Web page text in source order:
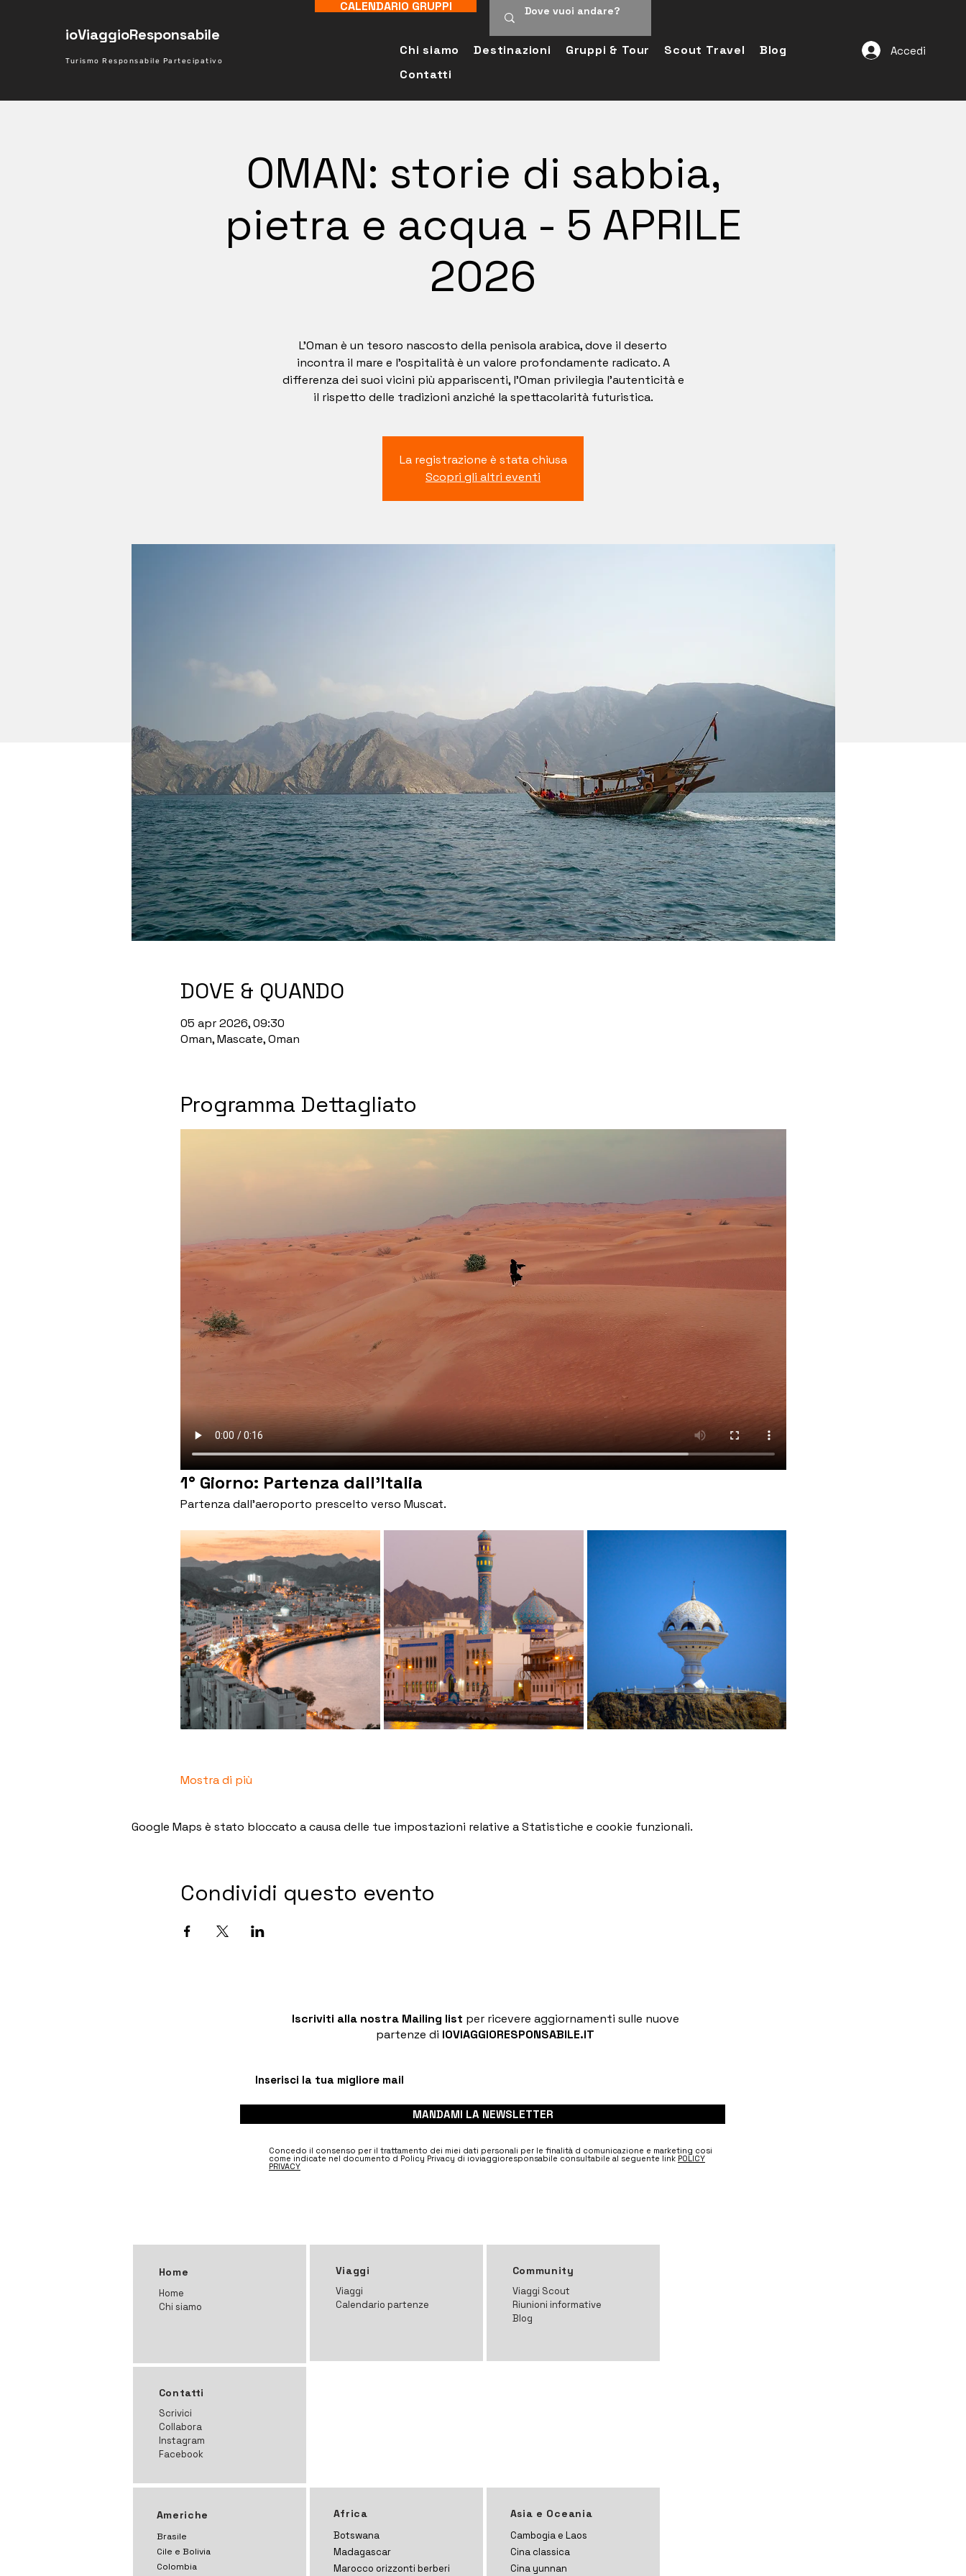
ioViaggioResponsabile
Turismo Responsabile Partecipativo
Chi siamo Destinazioni Gruppi & Tour Scout Travel
Blog
Contatti
Accedi
CALENDARIO GRUPPI
OMAN: storie di sabbia,
pietra e acqua - 5 APRILE
2026
L’Oman è un tesoro nascosto della penisola arabica, dove il deserto
incontra il mare e l’ospitalità è un valore profondamente radicato. A
differenza dei suoi vicini più appariscenti, l’Oman privilegia l’autenticità e
il rispetto delle tradizioni anziché la spettacolarità futuristica.
La registrazione è stata chiusa
Scopri gli altri eventi
DOVE & QUANDO
05 apr 2026, 09:30
Oman, Mascate, Oman
Programma Dettagliato
1° Giorno: Partenza dall'Italia
Partenza dall’aeroporto prescelto verso Muscat.
Mostra di più
Google Maps è stato bloccato a causa delle tue impostazioni relative a Statistiche e cookie funzionali.
Condividi questo evento
Iscriviti alla nostra Mailing list per ricevere aggiornamenti sulle nuove
partenze di IOVIAGGIORESPONSABILE.IT
MANDAMI LA NEWSLETTER
Concedo il consenso per il trattamento dei miei dati personali per le finalità d comunicazione e marketing cosi
come indicate nel documento d Policy Privacy di ioviaggioresponsabile consultabile al seguente link POLICY
PRIVACY
Home
Home
Chi siamo
Viaggi
Viaggi
Calendario partenze
Community
Viaggi Scout
Riunioni informative
Blog
Contatti
Scrivici
Collabora
Instagram
Facebook
Americhe
Brasile
Cile e Bolivia
Colombia
Africa
Botswana
Madagascar
Marocco orizzonti berberi
Asia e Oceania
Cambogia e Laos
Cina classica
Cina yunnan